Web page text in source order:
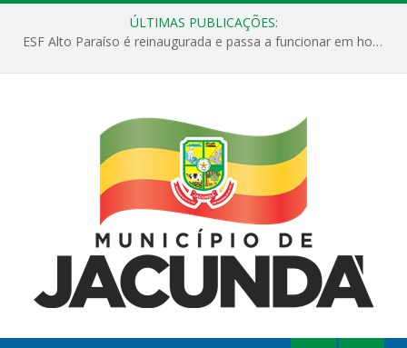
ÚLTIMAS PUBLICAÇÕES:
ESF Alto Paraíso é reinaugurada e passa a funcionar em horário estendido